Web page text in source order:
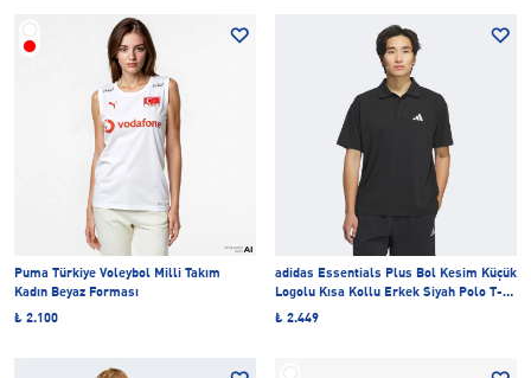
Puma Türkiye Voleybol Milli Takım
Kadın Beyaz Forması
₺ 2.100
adidas Essentials Plus Bol Kesim Küçük
Logolu Kısa Kollu Erkek Siyah Polo T-
Shirt
₺ 2.449